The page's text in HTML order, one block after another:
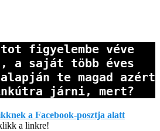
figyelembe véve
a saját több éves
te magad azért
járni, mert?
a Facebook-posztja alatt
a linkre!